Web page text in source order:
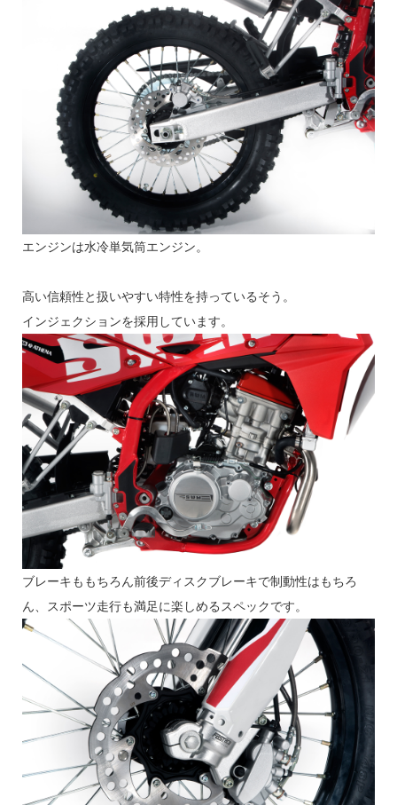
エンジンは水冷単気筒エンジン。
高い信頼性と扱いやすい特性を持っているそう。
インジェクションを採用しています。
ブレーキももちろん前後ディスクブレーキで制動性はもちろ
ん、スポーツ走行も満足に楽しめるスペックです。